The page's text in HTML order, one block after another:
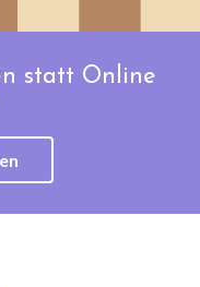
statt Online